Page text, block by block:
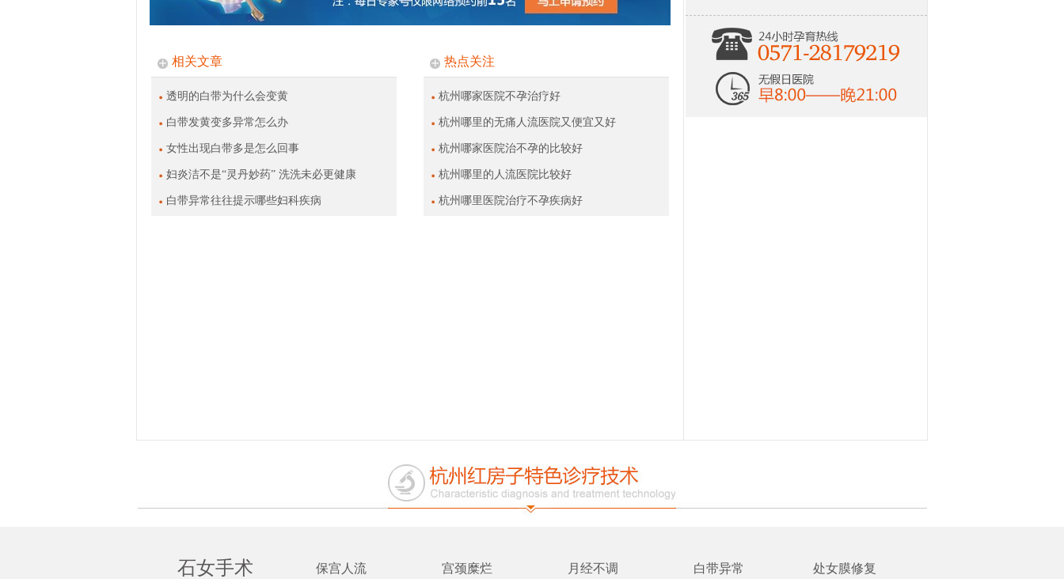
相关文章
透明的白带为什么会变黄
白带发黄变多异常怎么办
女性出现白带多是怎么回事
妇炎洁不是“灵丹妙药” 洗洗未必更健康
白带异常往往提示哪些妇科疾病
热点关注
杭州哪家医院不孕治疗好
杭州哪里的无痛人流医院又便宜又好
杭州哪家医院治不孕的比较好
杭州哪里的人流医院比较好
杭州哪里医院治疗不孕疾病好
石女手术 保宫人流 宫颈糜烂 月经不调 白带异常 处女膜修复